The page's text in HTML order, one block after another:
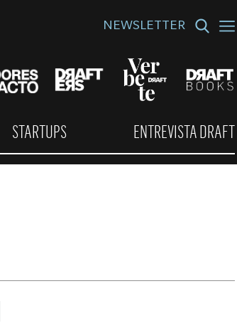
NEWSLETTER
STARTUPS ENTREVISTA DRAFT